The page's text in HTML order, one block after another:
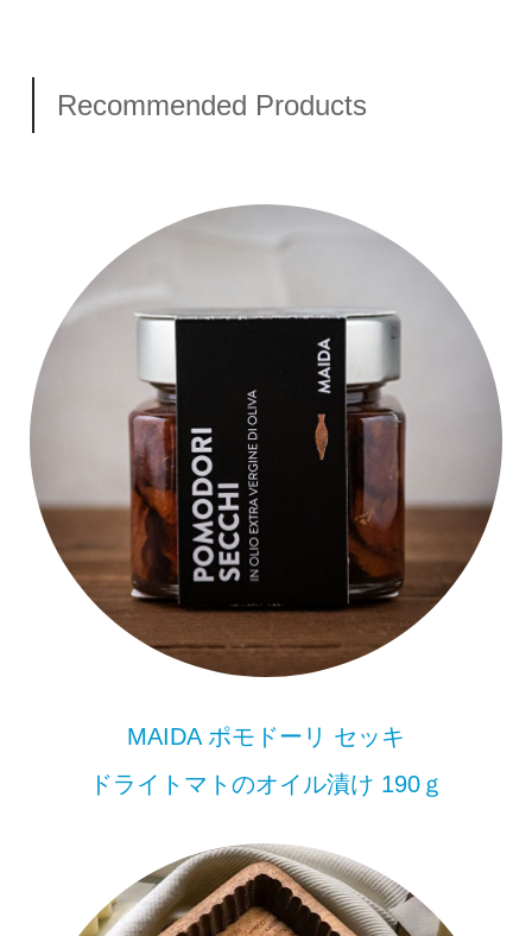
Recommended Products
MAIDA ポモドーリ セッキ
ドライトマトのオイル漬け 190ｇ